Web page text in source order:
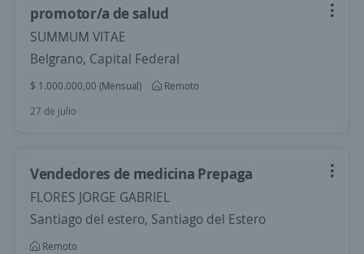
promotor/a de salud
SUMMUM VITAE
Belgrano, Capital Federal
$ 1.000.000,00 (Mensual)
Remoto
27 de julio
Vendedores de medicina Prepaga
FLORES JORGE GABRIEL
Santiago del estero, Santiago del Estero
Remoto